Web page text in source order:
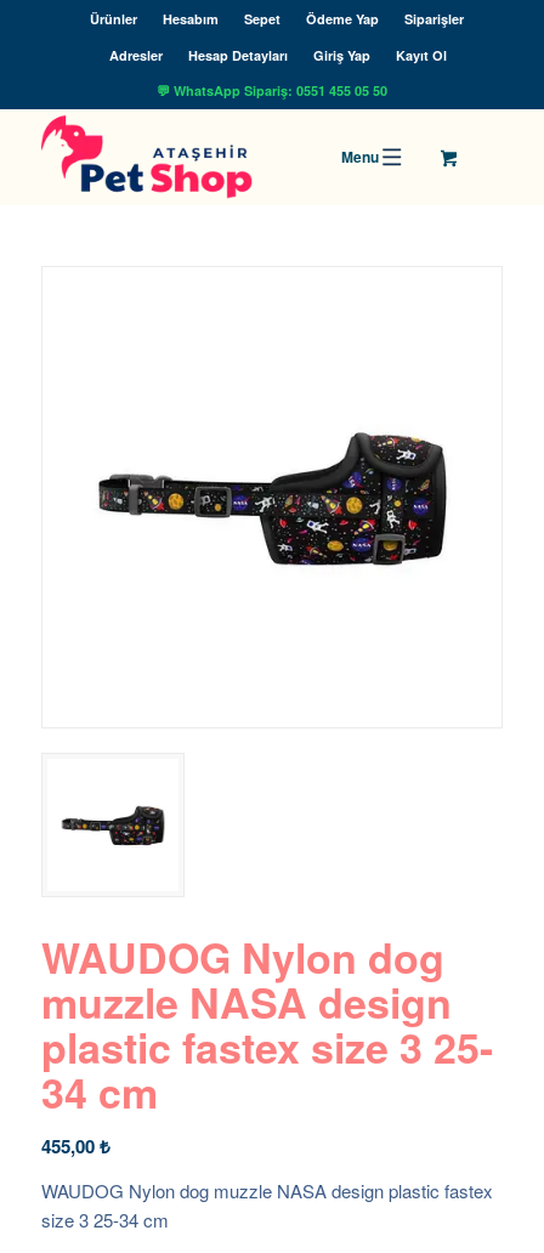
Ürünler Hesabım Sepet Ödeme Yap
Siparişler
Adresler
Hesap Detayları Giriş Yap
Kayıt Ol
💬 WhatsApp Sipariş: 0551 455 05 50
WAUDOG Nylon dog
muzzle NASA design
plastic fastex size 3 25-
34 cm
455,00₺
WAUDOG Nylon dog muzzle NASA design plastic fastex
size 3 25-34 cm